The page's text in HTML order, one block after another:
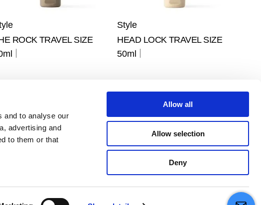
and to analyse our
advertising and
to them or that
Allow all
Allow selection
Deny
ROCK TRAVEL SIZE
Style
HEAD LOCK TRAVEL SIZE
50ml